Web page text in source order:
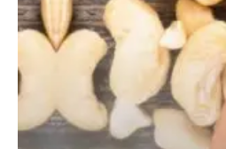
Etiam est nibh, lobortis sit
Praesent euismod ac
Ut mollis pellentesque tortor
Nullam eu erat condimentum
Donec quis est ac felis
Orci varius natoque dolor